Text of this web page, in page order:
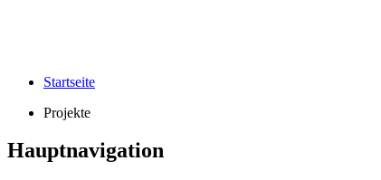
Startseite
Projekte
Hauptnavigation